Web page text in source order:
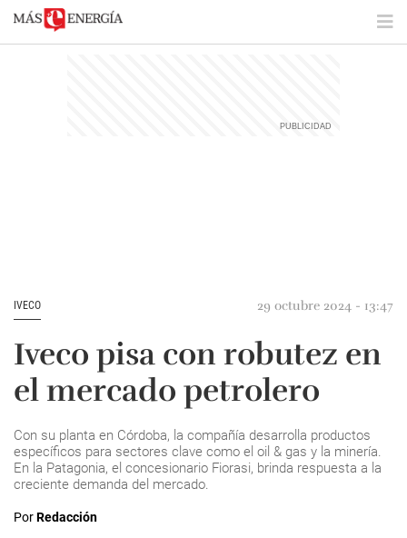
IVECO 29 octubre 2024 - 13:47
Iveco pisa con robutez en
el mercado petrolero
Con su planta en Córdoba, la compañía desarrolla productos
específicos para sectores clave como el oil & gas y la minería.
En la Patagonia, el concesionario Fiorasi, brinda respuesta a la
creciente demanda del mercado.
PorRedacción